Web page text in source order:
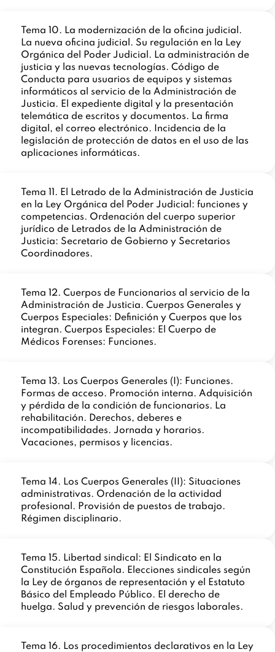
Tema 10. La modernización de la oficina judicial.
La nueva oficina judicial. Su regulación en la Ley
Orgánica del Poder Judicial. La administración de
justicia y las nuevas tecnologías. Código de
Conducta para usuarios de equipos y sistemas
informáticos al servicio de la Administración de
Justicia. El expediente digital y la presentación
telemática de escritos y documentos. La firma
digital, el correo electrónico. Incidencia de la
legislación de protección de datos en el uso de las
aplicaciones informáticas.
Tema 11. El Letrado de la Administración de Justicia
en la Ley Orgánica del Poder Judicial: funciones y
competencias. Ordenación del cuerpo superior
jurídico de Letrados de la Administración de
Justicia: Secretario de Gobierno y Secretarios
Coordinadores.
Tema 12. Cuerpos de Funcionarios al servicio de la
Administración de Justicia. Cuerpos Generales y
Cuerpos Especiales: Definición y Cuerpos que los
integran. Cuerpos Especiales: El Cuerpo de
Médicos Forenses: Funciones.
Tema 13. Los Cuerpos Generales (I): Funciones.
Formas de acceso. Promoción interna. Adquisición
y pérdida de la condición de funcionarios. La
rehabilitación. Derechos, deberes e
incompatibilidades. Jornada y horarios.
Vacaciones, permisos y licencias.
Tema 14. Los Cuerpos Generales (II): Situaciones
administrativas. Ordenación de la actividad
profesional. Provisión de puestos de trabajo.
Régimen disciplinario.
Tema 15. Libertad sindical: El Sindicato en la
Constitución Española. Elecciones sindicales según
la Ley de órganos de representación y el Estatuto
Básico del Empleado Público. El derecho de
huelga. Salud y prevención de riesgos laborales.
Tema 16. Los procedimientos declarativos en la Ley